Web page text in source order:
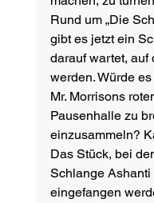
Rund um „Die
gibt es jetzt ein
darauf wartet, auf
werden. Würde
Mr. Morrisons
Pausenhalle zu
einzusammeln?
Das Stück, bei
Schlange
eingefangen